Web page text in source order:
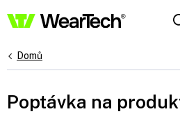
na
Domů
Poptávka na